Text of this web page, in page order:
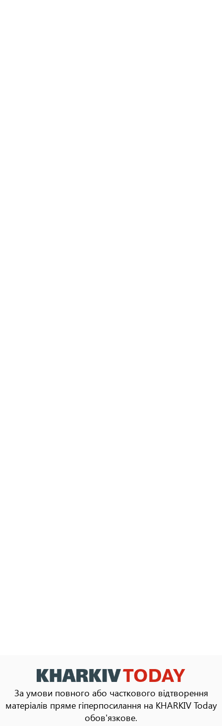
За умови повного або часткового відтворення
матеріалів пряме гіперпосилання на KHARKIV Today
обов'язкове.